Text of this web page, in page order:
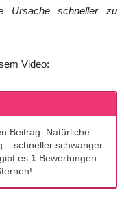
Ursache schneller zu
Video:
Beitrag: Natürliche
– schneller schwanger
es 1 Bewertungen